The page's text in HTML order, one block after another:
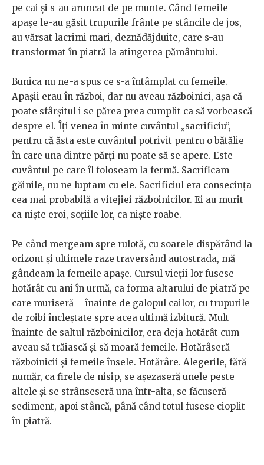
pe cai și s-au aruncat de pe munte. Când femeile
apașe le-au găsit trupurile frânte pe stâncile de jos,
au vărsat lacrimi mari, deznădăjduite, care s-au
transformat în piatră la atingerea pământului.
Bunica nu ne-a spus ce s-a întâmplat cu femeile.
Apașii erau în război, dar nu aveau războinici, așa că
poate sfârșitul i se părea prea cumplit ca să vorbească
despre el. Îți venea în minte cuvântul „sacrificiu”,
pentru că ăsta este cuvântul potrivit pentru o bătălie
în care una dintre părți nu poate să se apere. Este
cuvântul pe care îl foloseam la fermă. Sacrificam
găinile, nu ne luptam cu ele. Sacrificiul era consecința
cea mai probabilă a vitejiei războinicilor. Ei au murit
ca niște eroi, soțiile lor, ca niște roabe.
Pe când mergeam spre rulotă, cu soarele dispărând la
orizont și ultimele raze traversând autostrada, mă
gândeam la femeile apașe. Cursul vieții lor fusese
hotărât cu ani în urmă, ca forma altarului de piatră pe
care muriseră – înainte de galopul cailor, cu trupurile
de roibi încleștate spre acea ultimă izbitură. Mult
înainte de saltul războinicilor, era deja hotărât cum
aveau să trăiască și să moară femeile. Hotărâseră
războinicii și femeile însele. Hotărâre. Alegerile, fără
număr, ca firele de nisip, se așezaseră unele peste
altele și se strânseseră una într-alta, se făcuseră
sediment, apoi stâncă, până când totul fusese cioplit
în piatră.